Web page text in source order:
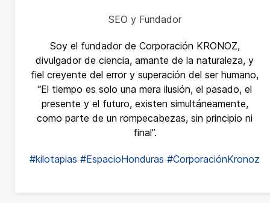
SEO y Fundador
Soy el fundador de Corporación KRONOZ,
divulgador de ciencia, amante de la naturaleza, y
fiel creyente del error y superación del ser humano,
“El tiempo es solo una mera ilusión, el pasado, el
presente y el futuro, existen simultáneamente,
como parte de un rompecabezas, sin principio ni
final”.
#kilotapias #EspacioHonduras #CorporaciónKronoz